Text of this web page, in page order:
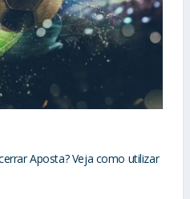
Aposta? Veja como utilizar